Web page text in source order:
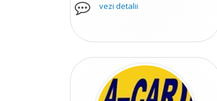
vezi detalii